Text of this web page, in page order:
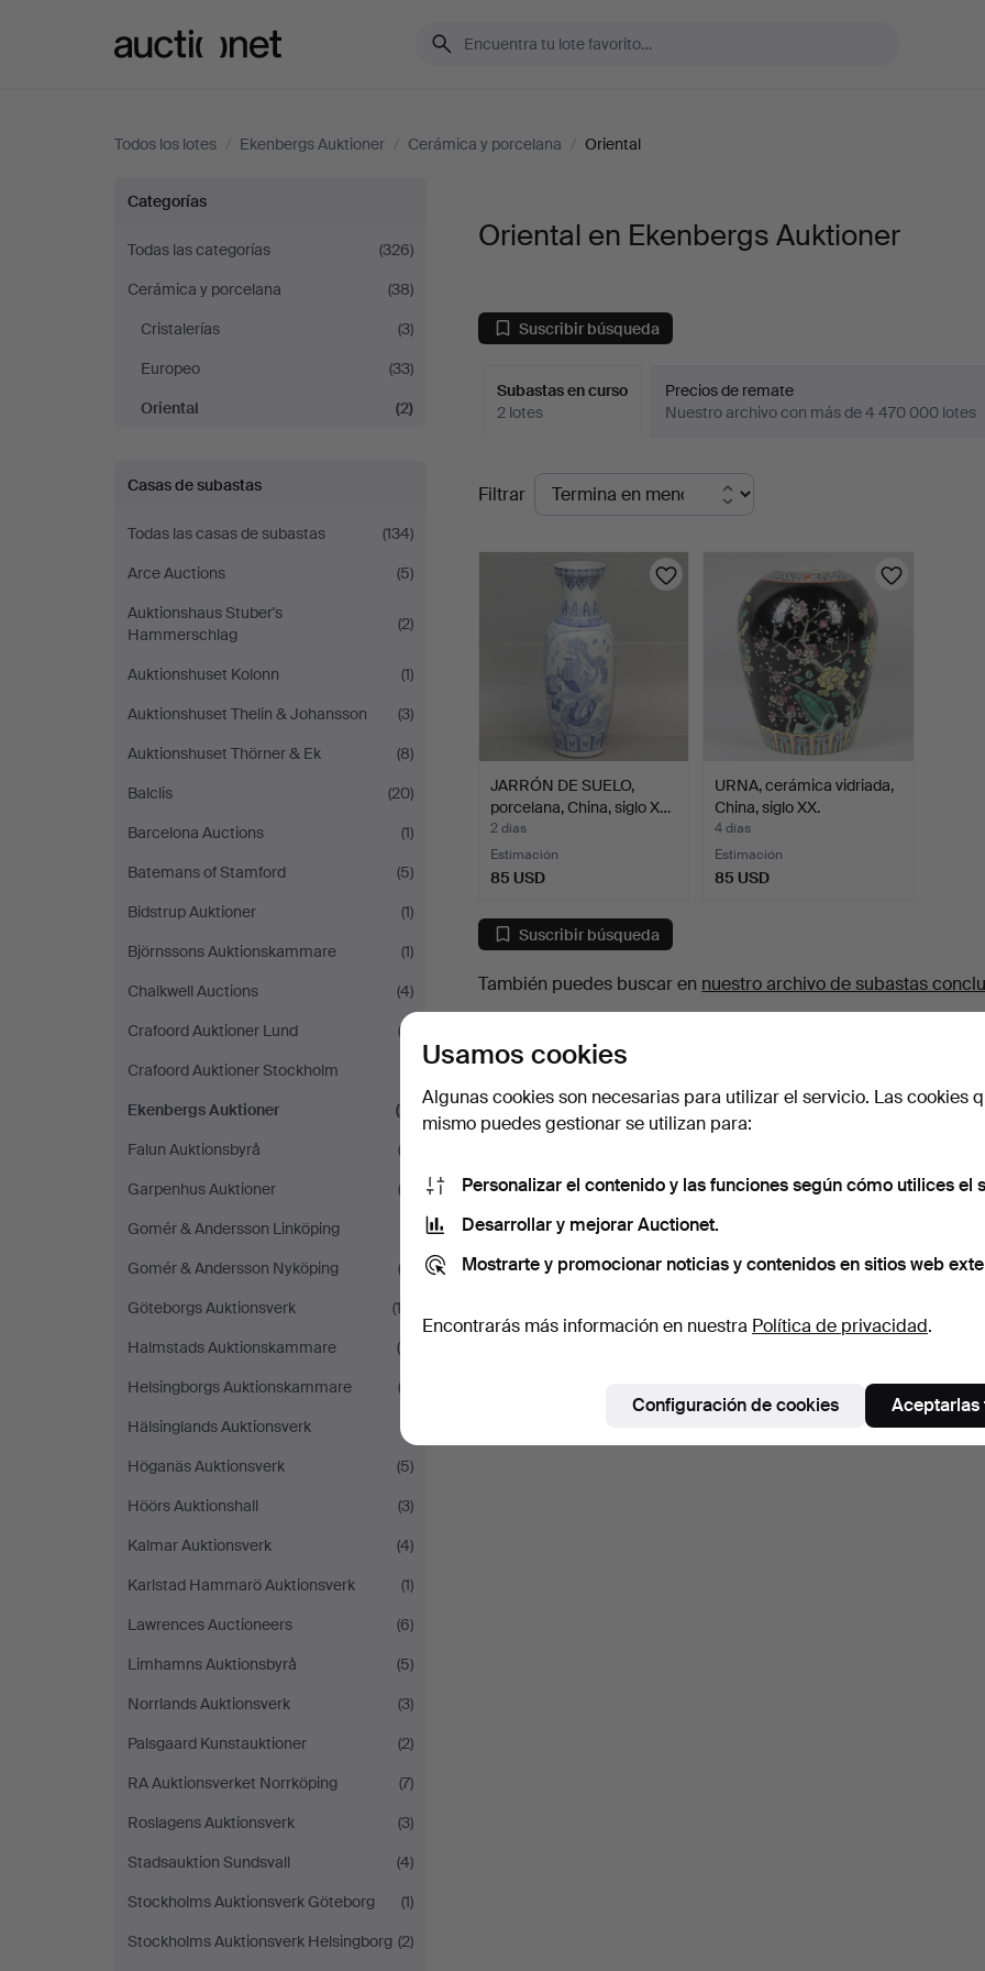
Todos los lotes / Ekenbergs Auktioner / Cerámica y porcelana / Oriental
Oriental
en
Ekenbergs
Auktioner
Categorías
Todas las categorías
(326)
Cerámica y porcelana
(38)
Cristalerías
(3)
Europeo
(33)
Oriental
(2)
Casas de subastas
Todas las casas de subastas
(134)
Arce Auctions
(5)
Auktionshaus Stuber's
Hammerschlag
(2)
Auktionshuset Kolonn
(1)
Auktionshuset Thelin & Johansson
(3)
Auktionshuset Thörner & Ek
(8)
Balclis
(20)
Barcelona Auctions
(1)
Batemans of Stamford
(5)
Bidstrup Auktioner
(1)
Björnssons Auktionskammare
(1)
Chalkwell Auctions
(4)
Crafoord Auktioner Lund
(2)
Crafoord Auktioner Stockholm
Ekenbergs Auktioner
(2)
Falun Auktionsbyrå
(2)
Garpenhus Auktioner
(2)
Gomér & Andersson Linköping
Gomér & Andersson Nyköping
(2)
Göteborgs Auktionsverk
(13)
Halmstads Auktionskammare
(6)
Helsingborgs Auktionskammare
(2)
Hälsinglands Auktionsverk
Höganäs Auktionsverk
(5)
Höörs Auktionshall
(3)
Kalmar Auktionsverk
(4)
Karlstad Hammarö Auktionsverk
(1)
Lawrences Auctioneers
(6)
Limhamns Auktionsbyrå
(5)
Norrlands Auktionsverk
(3)
Palsgaard Kunstauktioner
(2)
RA Auktionsverket Norrköping
(7)
Roslagens Auktionsverk
(3)
Stadsauktion Sundsvall
(4)
Stockholms Auktionsverk Göteborg
(1)
Stockholms Auktionsverk Helsingborg (2)
Oriental en Ekenbergs Auktioner
Suscribir búsqueda
Subastas en curso
2 lotes
Precios de remate
Nuestro archivo con más de 4 470 000 lotes
Subastas
en
curso
Filtrar
JARRÓN DE SUELO,
porcelana, China, siglo X…
2 días
Estimación
85 USD
URNA, cerámica vidriada,
China, siglo XX.
4 días
Estimación
85 USD
Suscribir búsqueda
También puedes buscar en nuestro archivo de subastas
Usamos cookies
Algunas cookies son necesarias para utilizar el servicio. Las cookies
mismo puedes gestionar se utilizan para:
Personalizar el contenido y las funciones según cómo utilices el
Desarrollar y mejorar Auctionet.
Mostrarte y promocionar noticias y contenidos en sitios web
Encontrarás más información en nuestra Política de privacidad.
Configuración de cookies Aceptarlas